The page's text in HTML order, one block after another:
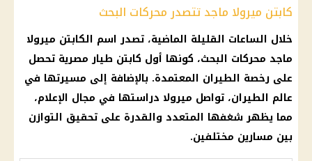
كابتن ميرولا ماجد تتصدر محركات البحث
خلال الساعات القليلة الماضية، تصدر اسم الكابتن ميرولا
ماجد محركات البحث، كونها أول كابتن طيار مصرية تحصل
على رخصة الطيران المعتمدة. بالإضافة إلى مسيرتها في
عالم الطيران، تواصل ميرولا دراستها في مجال الإعلام،
مما يظهر شغفها المتعدد والقدرة على تحقيق التوازن
بين مسارين مختلفين.